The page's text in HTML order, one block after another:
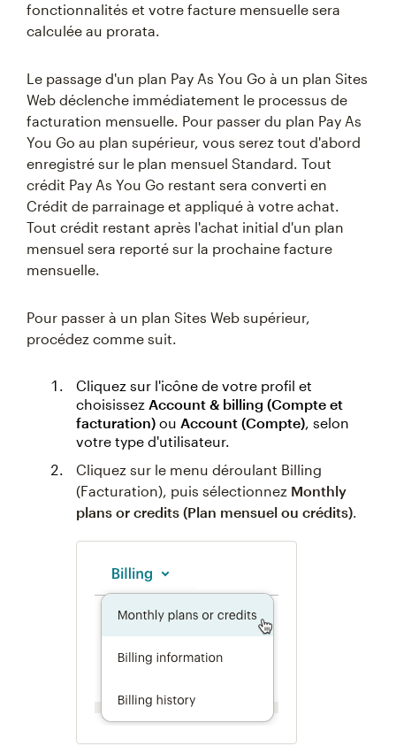
fonctionnalités et votre facture mensuelle sera
calculée au prorata.
Le passage d'un plan Pay As You Go à un plan Sites
Web déclenche immédiatement le processus de
facturation mensuelle. Pour passer du plan Pay As
You Go au plan supérieur, vous serez tout d'abord
enregistré sur le plan mensuel Standard. Tout
crédit Pay As You Go restant sera converti en
Crédit de parrainage et appliqué à votre achat.
Tout crédit restant après l'achat initial d'un plan
mensuel sera reporté sur la prochaine facture
mensuelle.
Pour passer à un plan Sites Web supérieur,
procédez comme suit.
Cliquez sur l'icône de votre profil et
choisissez Account & billing (Compte et
facturation) ou Account (Compte), selon
votre type d'utilisateur.
Cliquez sur le menu déroulant Billing
(Facturation), puis sélectionnez Monthly
plans or credits (Plan mensuel ou crédits).